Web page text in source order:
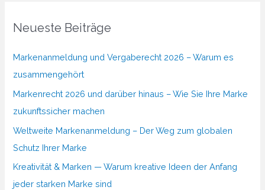
Neueste Beiträge
Markenanmeldung und Vergaberecht 2026 – Warum es
zusammengehört
Markenrecht 2026 und darüber hinaus – Wie Sie Ihre Marke
zukunftssicher machen
Weltweite Markenanmeldung – Der Weg zum globalen
Schutz Ihrer Marke
Kreativität & Marken — Warum kreative Ideen der Anfang
jeder starken Marke sind